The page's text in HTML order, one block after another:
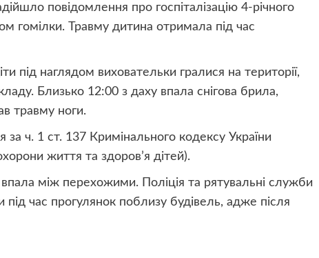
повідомлення про госпіталізацію 4-річного
гомілки. Травму дитина отримала під час
під наглядом виховательки гралися на території,
Близько 12:00 з даху впала снігова брила,
травму ноги.
за ч. 1 ст. 137 Кримінального кодексу України
життя та здоров’я дітей).
між перехожими. Поліція та рятувальні служби
час прогулянок поблизу будівель, адже після